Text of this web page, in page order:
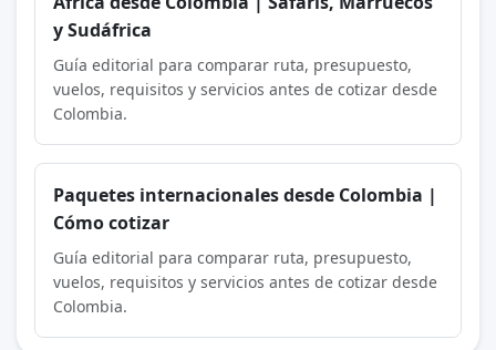
y Sudáfrica
Guía editorial para comparar ruta, presupuesto,
vuelos, requisitos y servicios antes de cotizar desde
Colombia.
Paquetes internacionales desde Colombia |
Cómo cotizar
Guía editorial para comparar ruta, presupuesto,
vuelos, requisitos y servicios antes de cotizar desde
Colombia.